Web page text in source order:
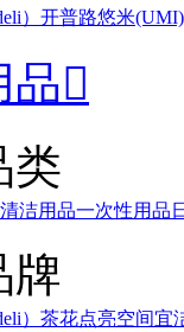
） 开普路悠米(UMI)
品
类
清洁用品一次性用品
牌
） 茶花点亮空间宜